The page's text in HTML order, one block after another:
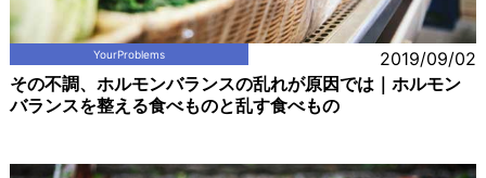
YourProblems 2019/09/02
その不調、ホルモンバランスの乱れが原因では｜ホルモン
バランスを整える食べものと乱す食べもの